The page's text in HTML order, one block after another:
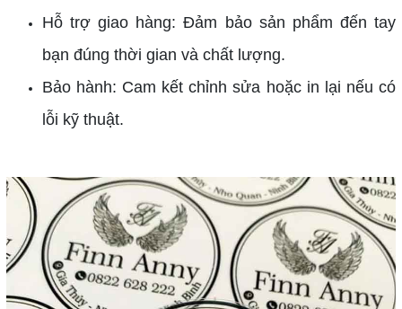
Hỗ trợ giao hàng: Đảm bảo sản phẩm đến tay
bạn đúng thời gian và chất lượng.
Bảo hành: Cam kết chỉnh sửa hoặc in lại nếu có
lỗi kỹ thuật.